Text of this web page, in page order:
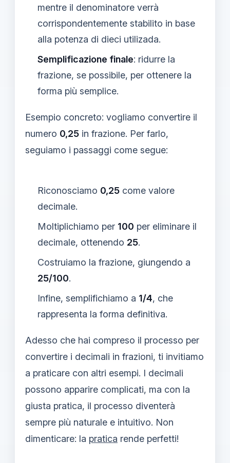
mentre il denominatore verrà
corrispondentemente stabilito in base
alla potenza di dieci utilizada.
Semplificazione finale: ridurre la
frazione, se possibile, per ottenere la
forma più semplice.
Esempio concreto: vogliamo convertire il
numero 0,25 in frazione. Per farlo,
seguiamo i passaggi come segue:
Riconosciamo 0,25 come valore
decimale.
Moltiplichiamo per 100 per eliminare il
decimale, ottenendo 25.
Costruiamo la frazione, giungendo a
25/100.
Infine, semplifichiamo a 1/4, che
rappresenta la forma definitiva.
Adesso che hai compreso il processo per
convertire i decimali in frazioni, ti invitiamo
a praticare con altri esempi. I decimali
possono apparire complicati, ma con la
giusta pratica, il processo diventerà
sempre più naturale e intuitivo. Non
dimenticare: la pratica rende perfetti!